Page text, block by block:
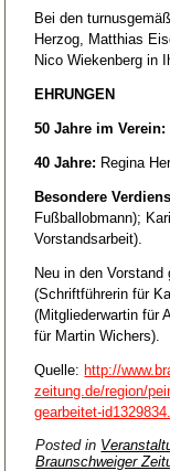
Bei den
Herzog, Matthias
Nico Wiekenberg in
EHRUNGEN
50 Jahre im Verein:
40 Jahre: Regina
Besondere
Fußballobmann);
Vorstandsarbeit).
Neu in den Vorstand
(Schriftführerin für
(Mitgliederwartin für
für Martin Wichers).
Quelle:http://
zeitung.de/region/
gearbeitet-
Posted in
Braunschweiger